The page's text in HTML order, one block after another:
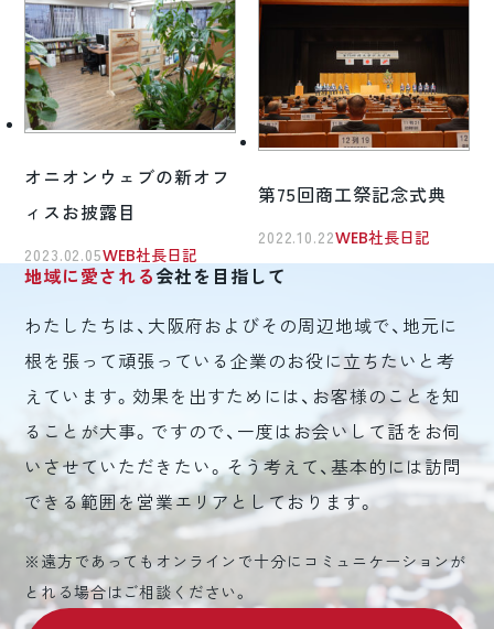
オニオンウェブの新オフ
ィスお披露目
2023.02.05WEB社長日記
第75回商工祭記念式典
2022.10.22WEB社長日記
地域に愛される会社を目指して
わたしたちは、大阪府およびその周辺地域で、地元に
根を張って頑張っている企業のお役に立ちたいと考
えています。効果を出すためには、お客様のことを知
ることが大事。ですので、一度はお会いして話をお伺
いさせていただきたい。そう考えて、基本的には訪問
できる範囲を営業エリアとしております。
※遠方であってもオンラインで十分にコミュニケーションが
とれる場合はご相談ください。